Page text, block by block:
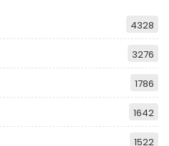
4328
3276
1786
1642
1522